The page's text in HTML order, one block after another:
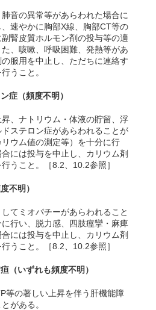
音の異常等があらわれた場合に
速やかに胸部X線、胸部CT等の
腎皮質ホルモン剤の投与等の適
、咳嗽、呼吸困難、発熱等があ
服用を中止し、ただちに連絡す
うこと。
症 （頻度不明）
、ナトリウム・体液の貯留、浮
ステロン症があらわれることが
ウム値の測定等）を十分に行
には投与を中止し、カリウム剤
うこと。［8.2、10.2参照］
度不明）
てミオパチーがあらわれること
行い、脱力感、四肢痙攣・麻痺
には投与を中止し、カリウム剤
うこと。［8.2、10.2参照］
（いずれも頻度不明）
等の著しい上昇を伴う肝機能障
がある。